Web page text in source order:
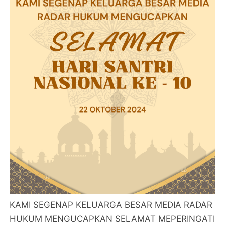
KAMI SEGENAP KELUARGA BESAR MEDIA RADAR
HUKUM MENGUCAPKAN SELAMAT MEPERINGATI